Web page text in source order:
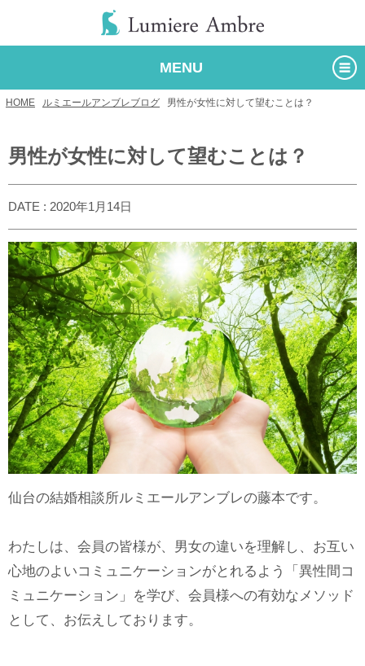
MENU
HOME ルミエールアンブレブログ 男性が女性に対して望むことは？
男性が女性に対して望むことは？
DATE : 2020年1月14日
仙台の結婚相談所ルミエールアンブレの藤本です。
わたしは、会員の皆様が、男女の違いを理解し、お互い
心地のよいコミュニケーションがとれるよう「異性間コ
ミュニケーション」を学び、会員様への有効なメソッド
として、お伝えしております。